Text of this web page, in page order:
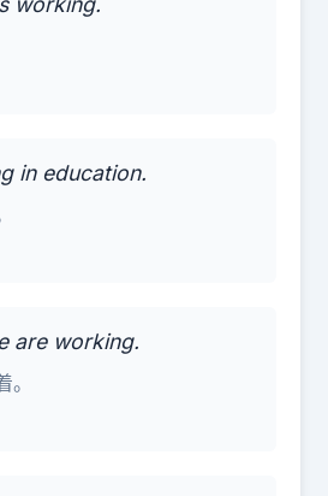
in education.
are working.